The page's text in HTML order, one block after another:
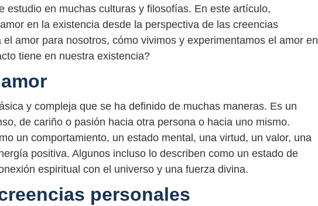
estudio en muchas culturas y filosofías. En este artículo,
en la existencia desde la perspectiva de las creencias
amor para nosotros, cómo vivimos y experimentamos el amor en
tiene en nuestra existencia?
y compleja que se ha definido de muchas maneras. Es un
de cariño o pasión hacia otra persona o hacia uno mismo.
un comportamiento, un estado mental, una virtud, un valor, una
positiva. Algunos incluso lo describen como un estado de
espiritual con el universo y una fuerza divina.
personales